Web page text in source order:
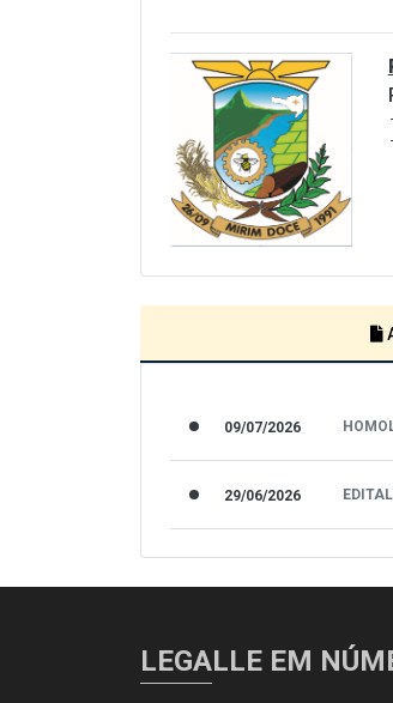
09/07/2026
29/06/2026
LEGALLE EM